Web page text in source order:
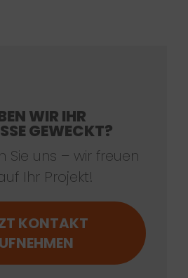
WIR IHR
GEWECKT?
Sie uns – wir freuen
Ihr Projekt!
KONTAKT